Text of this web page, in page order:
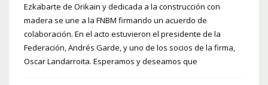
Ezkabarte de Orikain y dedicada a la construcción con
madera se une a la FNBM firmando un acuerdo de
colaboración. En el acto estuvieron el presidente de la
Federación, Andrés Garde, y uno de los socios de la firma,
Oscar Landarroita. Esperamos y deseamos que